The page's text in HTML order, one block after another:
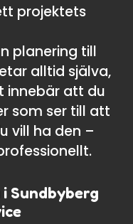
projektets
planering till
alltid själva,
innebär att du
som ser till att
vill ha den –
Sundbyberg